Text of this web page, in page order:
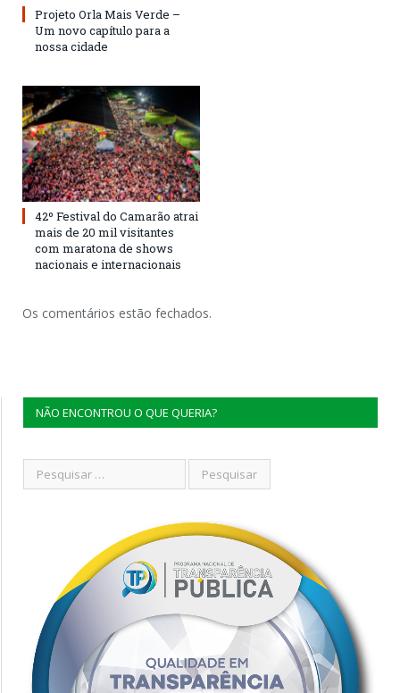
Projeto Orla Mais Verde –
Um novo capítulo para a
nossa cidade
42º Festival do Camarão atrai
mais de 20 mil visitantes
com maratona de shows
nacionais e internacionais
Os comentários estão fechados.
NÃO ENCONTROU O QUE QUERIA?